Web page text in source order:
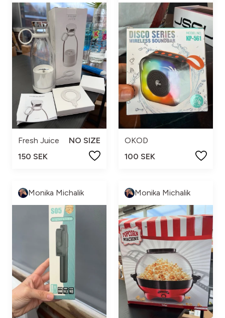
Fresh Juice
NO SIZE
150 SEK
OKOD
100 SEK
Monika Michalik Monika Michalik